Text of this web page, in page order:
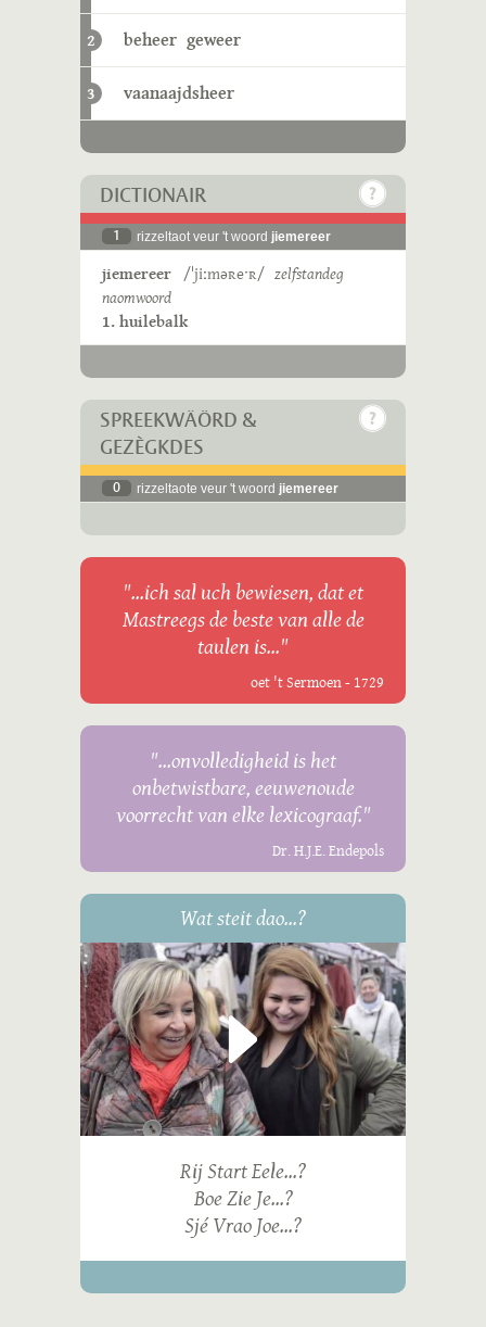
2 beheer geweer
3 vaanaajdsheer
DICTIONAIR
1 rizzeltaot veur 't woord jiemereer
jiemereer /ˈjiːməʀeˑʀ/ zelfstandeg
naomwoord
1. huilebalk
SPREEKWÄÖRD &
GEZÈGKDES
0 rizzeltaote veur 't woord jiemereer
"...ich sal uch bewiesen, dat et
Mastreegs de beste van alle de
taulen is..."
oet 't Sermoen - 1729
"...onvolledigheid is het
onbetwistbare, eeuwenoude
voorrecht van elke lexicograaf."
Dr. H.J.E. Endepols
Wat steit dao...?
Rij Start Eele...?
Boe Zie Je...?
Sjé Vrao Joe...?